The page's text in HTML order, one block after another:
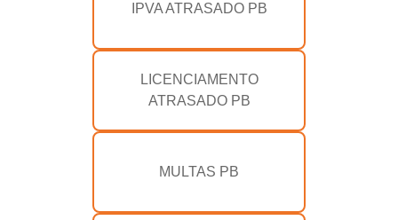
IPVA ATRASADO PB
LICENCIAMENTO
ATRASADO PB
MULTAS PB